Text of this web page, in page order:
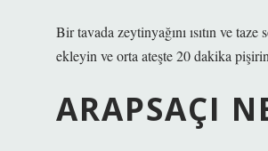
Bir tavada zeytinyağını ısıtın ve
ekleyin ve orta ateşte 20 dakika
ARAPSAÇI